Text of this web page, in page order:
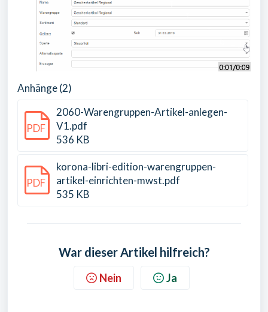
Anhänge (2)
PDF
2060-Warengruppen-Artikel-anlegen-
V1.pdf
536 KB
PDF
korona-libri-edition-warengruppen-
artikel-einrichten-mwst.pdf
535 KB
War dieser Artikel hilfreich?
Nein Ja